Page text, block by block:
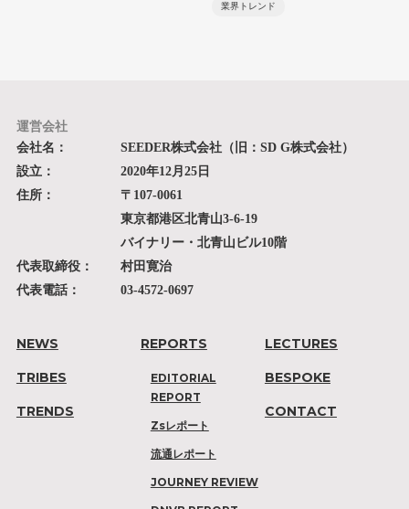
業界トレンド
運営会社
会社名：
SEEDER株式会社（旧：SD G株式会社）
設立：
2020年12月25日
住所：
〒107-0061
東京都港区北青山3-6-19
バイナリー・北青山ビル10階
代表取締役：
村田寛治
代表電話：
03-4572-0697
NEWS
TRIBES
TRENDS
REPORTS
EDITORIAL
REPORT
Zsレポート
流通レポート
JOURNEY REVIEW
LECTURES
BESPOKE
CONTACT